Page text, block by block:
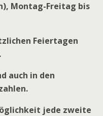
Montag-Freitag bis
Feiertagen
auch in den
jede zweite